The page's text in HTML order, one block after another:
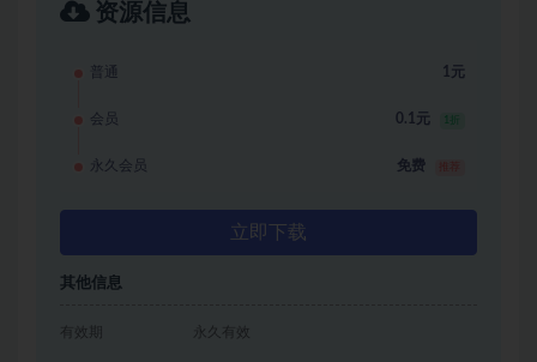
资源信息
普通 1元
会员 0.1元 1折
永久会员 免费
立即下载
其他信息
有效期 永久有效